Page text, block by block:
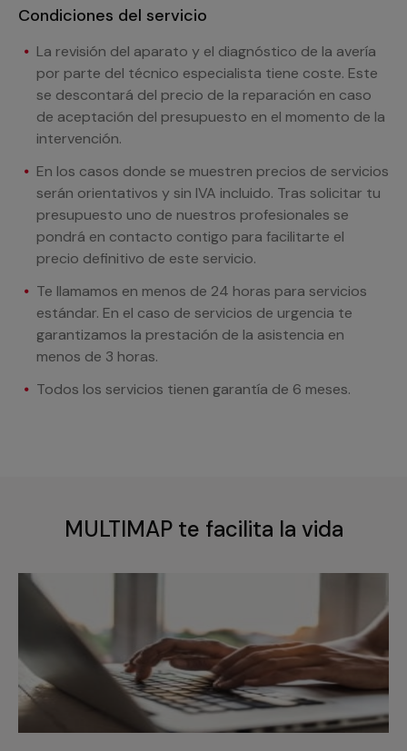
Condiciones del servicio
La revisión del aparato y el diagnóstico de la avería
por parte del técnico especialista tiene coste. Este
se descontará del precio de la reparación en caso
de aceptación del presupuesto en el momento de la
intervención.
En los casos donde se muestren precios de servicios
serán orientativos y sin IVA incluido. Tras solicitar tu
presupuesto uno de nuestros profesionales se
pondrá en contacto contigo para facilitarte el
precio definitivo de este servicio.
Te llamamos en menos de 24 horas para servicios
estándar. En el caso de servicios de urgencia te
garantizamos la prestación de la asistencia en
menos de 3 horas.
Todos los servicios tienen garantía de 6 meses.
MULTIMAP te facilita la vida